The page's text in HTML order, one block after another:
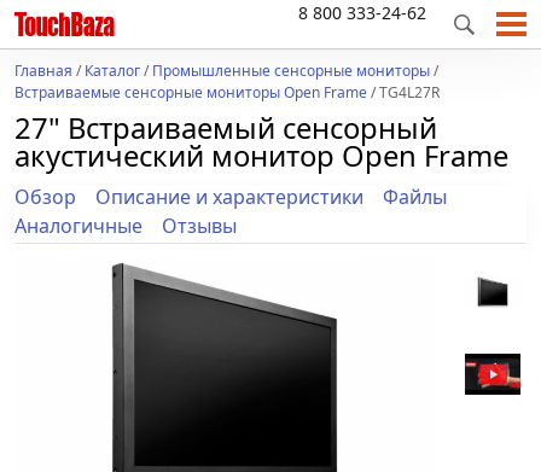
8 800 333-24-62
Главная /Каталог/Промышленные сенсорные мониторы/
Встраиваемые сенсорные мониторы Open Frame/ TG4L27R
27" Встраиваемый сенсорный
акустический монитор Open Frame
Обзор Описание и характеристики
Файлы
Аналогичные
Отзывы